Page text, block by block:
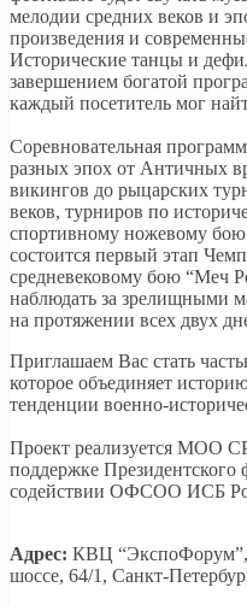
мелодии средних веков и
произведения и
Исторические танцы и
завершением богатой
каждый посетитель мог
Соревновательная
разных эпох от Античных
викингов до рыцарских
веков, турниров по
спортивному ножевому
состоится первый этап
средневековому бою “Меч
наблюдать за зрелищными
на протяжении всех двух
Приглашаем Вас стать
которое объединяет
тенденции военно-
Проект реализуется МОО
поддержке
содействии ОФСОО ИСБ
Адрес: КВЦ “ЭкспоФорум”,
шоссе, 64/1, Санкт-